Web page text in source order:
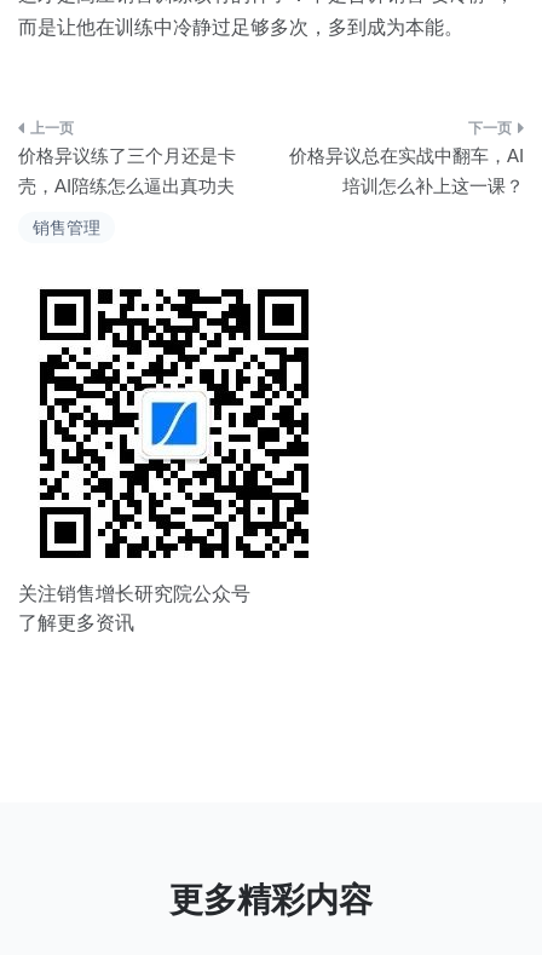
销售管理
而是让他在训练中冷静过足够多次，多到成为本能。
文
章
导
航
价格异议练了三个月还是卡
壳，AI陪练怎么逼出真功夫
价格异议总在实战中翻车，AI
培训怎么补上这一课？
关注销售增长研究院公众号
了解更多资讯